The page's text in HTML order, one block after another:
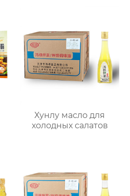
Хунлу масло для
холодных салатов